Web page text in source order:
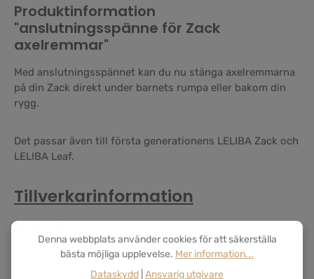
Produktinformation
"anslutningsspänne för Zack
axelremmar"
Med anslutningsspännet kan du nu stänga axelremmarna
på din Zack direkt under barnets rumpa eller bakom din
rygg.
Det passar även till första generationens LELIBA Zack och
LELIBA Leaf.
Tillverkarinformation
LELIBA GbR
Berliner Str. 9a
65468 Trebur
Denna webbplats använder cookies för att säkerställa
bästa möjliga upplevelse. Mer information...
Dataskydd Ansvarig utgivare